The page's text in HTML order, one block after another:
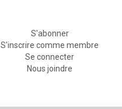
S'abonner
S'inscrire comme membre
Se connecter
Nous joindre